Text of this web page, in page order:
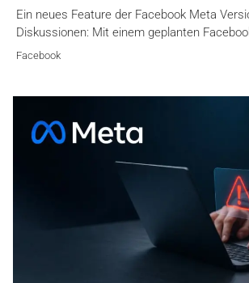
Ein neues Feature der Facebook Meta
Diskussionen: Mit einem geplanten
Facebook